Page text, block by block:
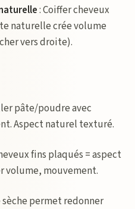
: Coiffer cheveux
naturelle crée volume
vers droite).
pâte/poudre avec
Aspect naturel texturé.
fins plaqués = aspect
volume, mouvement.
sèche permet redonner